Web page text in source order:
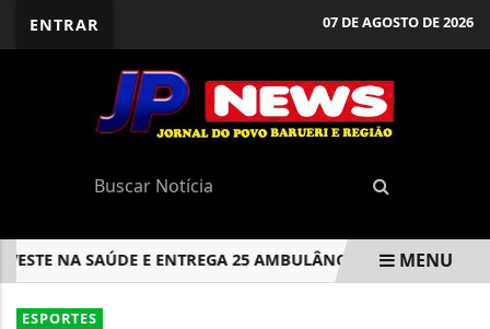
ENTRAR 07 DE AGOSTO DE 2026
NA SAÚDE E ENTREGA 25 AMBULÂNCIAS, ENTRE ELAS UTIS
EM ALTA
MENU
ESPORTES